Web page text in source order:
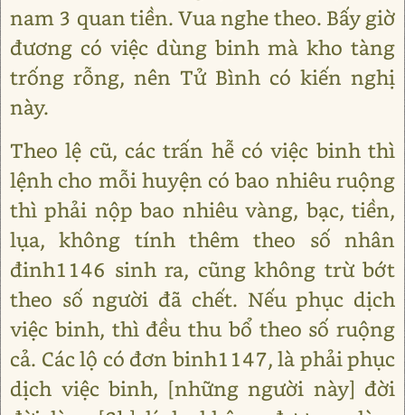
nam 3 quan tiền. Vua nghe theo. Bấy giờ
đương có việc dùng binh mà kho tàng
trống rỗng, nên Tử Bình có kiến nghị
này.
Theo lệ cũ, các trấn hễ có việc binh thì
lệnh cho mỗi huyện có bao nhiêu ruộng
thì phải nộp bao nhiêu vàng, bạc, tiền,
lụa, không tính thêm theo số nhân
đinh1146 sinh ra, cũng không trừ bớt
theo số người đã chết. Nếu phục dịch
việc binh, thì đều thu bổ theo số ruộng
cả. Các lộ có đơn binh1147, là phải phục
dịch việc binh, [những người này] đời